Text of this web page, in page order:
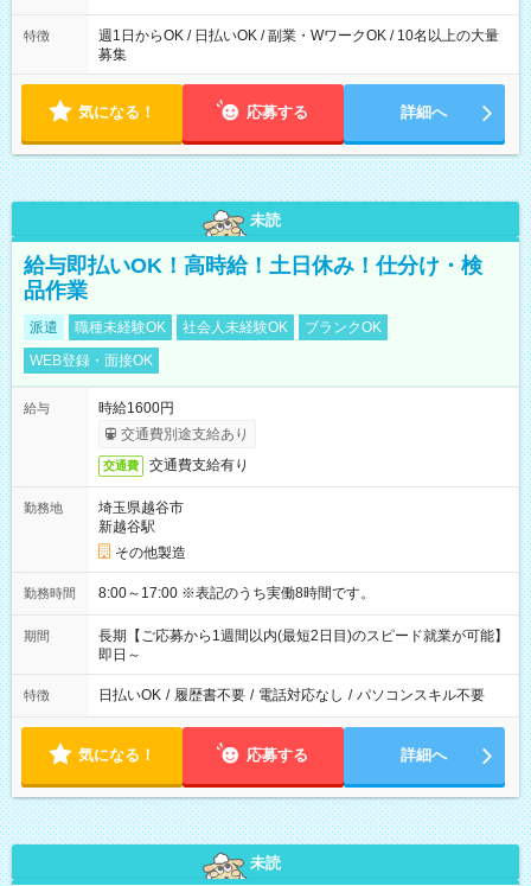
特徴
週1日からOK / 日払いOK / 副業・WワークOK / 10名以上の大量
募集
気になる！ 応募する 詳細へ
未読
給与即払いOK！高時給！土日休み！仕分け・検
品作業
派遣 職種未経験OK 社会人未経験OK
ブランクOK
WEB登録・面接OK
給与
時給1600円
交通費別途支給あり
交通費 交通費支給有り
勤務地
埼玉県越谷市
新越谷駅
その他製造
勤務時間 8:00～17:00 ※表記のうち実働8時間です。
期間
長期【ご応募から1週間以内(最短2日目)のスピード就業が可能】
即日～
特徴 日払いOK / 履歴書不要 / 電話対応なし / パソコンスキル不要
気になる！ 応募する 詳細へ
未読